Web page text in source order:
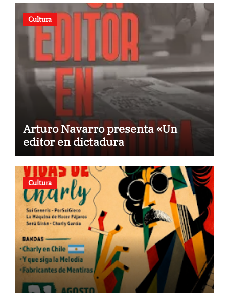
Cultura
Arturo Navarro presenta «Un
editor en dictadura
Cultura